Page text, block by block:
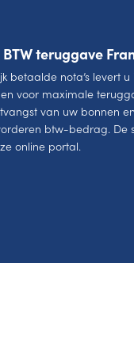
teruggave
betaalde nota’s levert
voor maximale
van uw bonnen
btw-bedrag. De
online portal.